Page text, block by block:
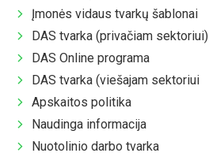
Įmonės vidaus tvarkų šablonai
DAS tvarka (privačiam sektoriui)
DAS Online programa
DAS tvarka (viešajam sektoriui
Apskaitos politika
Naudinga informacija
Nuotolinio darbo tvarka